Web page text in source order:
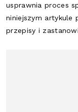
usprawnia proces
niniejszym artykule
przepisy i